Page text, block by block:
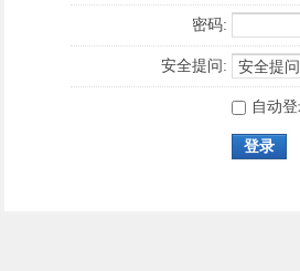
密码:
安全提问:
自动
登录